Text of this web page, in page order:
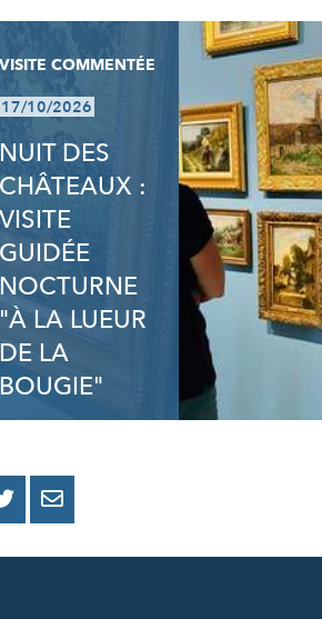
VISITE COMMENTÉE
17/10/2026
NUIT DES
CHÂTEAUX :
VISITE
GUIDÉE
NOCTURNE
"À LA LUEUR
DE LA
BOUGIE"
PARTAGER
PARTAGER